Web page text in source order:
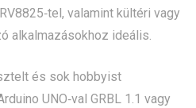
valamint kültéri vagy
alkalmazásokhoz ideális.
és sok hobbyist
UNO‑val GRBL 1.1 vagy